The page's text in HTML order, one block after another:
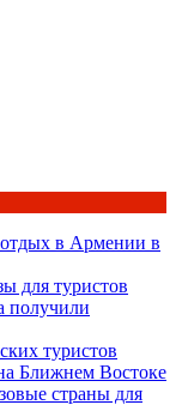
в Армении в
для туристов
получили
туристов
Ближнем Востоке
страны для